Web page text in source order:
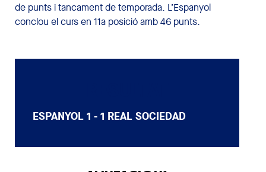
de punts i tancament de temporada. L’Espanyol
conclou el curs en 11a posició amb 46 punts.
ESPANYOL 1 - 1 REAL SOCIEDAD